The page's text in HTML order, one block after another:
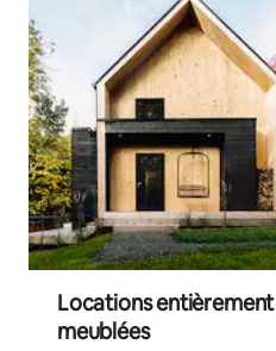
Locations entièrement
meublées